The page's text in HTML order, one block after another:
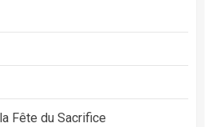
Fête du Sacrifice